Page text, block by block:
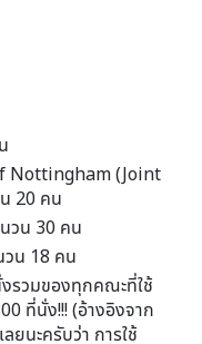
Nottingham (Joint
20 คน
วน 30 คน
วน 18 คน
งรวมของทุกคณะที่ใช้
ที่นั่ง!!! (อ้างอิงจาก
ยนะครับว่า การใช้